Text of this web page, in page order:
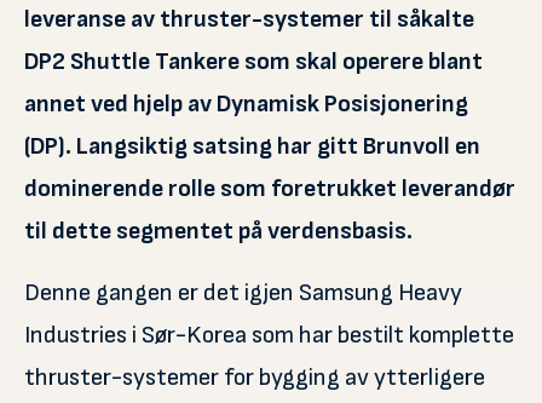
leveranse av thruster-systemer til såkalte
DP2 Shuttle Tankere som skal operere blant
annet ved hjelp av Dynamisk Posisjonering
(DP). Langsiktig satsing har gitt Brunvoll en
dominerende rolle som foretrukket leverandør
til dette segmentet på verdensbasis.
Denne gangen er det igjen Samsung Heavy
Industries i Sør-Korea som har bestilt komplette
thruster-systemer for bygging av ytterligere